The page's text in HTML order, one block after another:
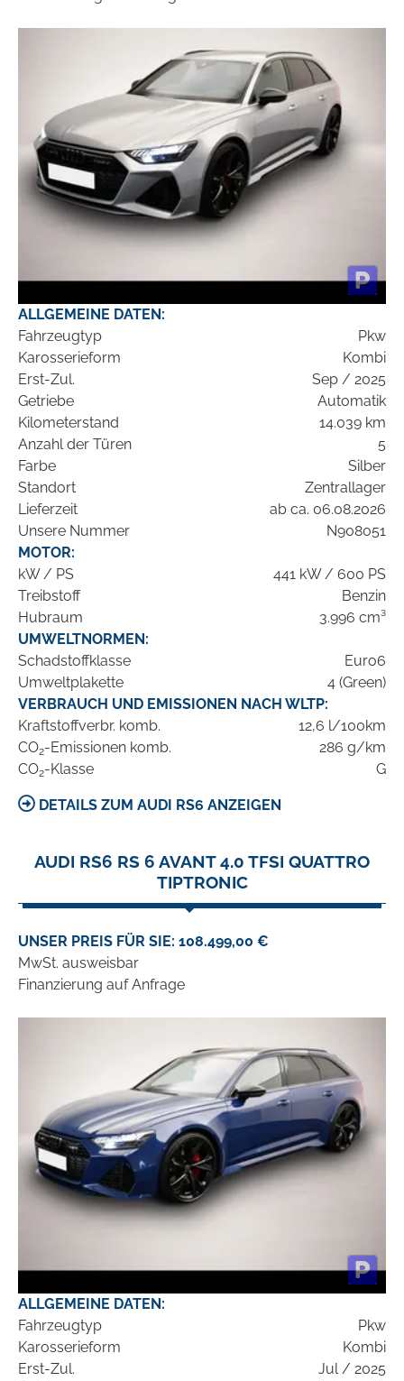
ALLGEMEINE DATEN:
Fahrzeugtyp
Pkw
Karosserieform
Kombi
Erst-Zul.
Sep / 2025
Getriebe
Automatik
Kilometerstand
14.039 km
Anzahl der Türen
5
Farbe
Silber
Standort
Zentrallager
Lieferzeit
ab ca. 06.08.2026
Unsere Nummer
N908051
MOTOR:
kW / PS
441 kW / 600 PS
Treibstoff
Benzin
Hubraum
3.996 cm³
UMWELTNORMEN:
Schadstoffklasse
Euro6
Umweltplakette
4 (Green)
VERBRAUCH UND EMISSIONEN NACH WLTP:
Kraftstoffverbr. komb.
12,6 l/100km
CO2-Emissionen komb.
286 g/km
CO2-Klasse G
DETAILS ZUM AUDI RS6 ANZEIGEN
AUDI RS6 RS 6 AVANT 4.0 TFSI QUATTRO
TIPTRONIC
UNSER PREIS FÜR SIE: 108.499,00 €
MwSt. ausweisbar
Finanzierung auf Anfrage
ALLGEMEINE DATEN:
Fahrzeugtyp
Pkw
Karosserieform
Kombi
Erst-Zul.
Jul / 2025